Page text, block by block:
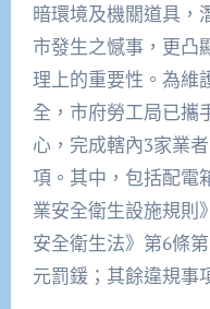
暗環境及機關道具，
市發生之憾事，更凸
理上的重要性。為維
全，市府勞工局已攜
心，完成轄內3家業
項。其中，包括配電
業安全衛生設施規則
安全衛生法》第6條
元罰鍰；其餘違規事